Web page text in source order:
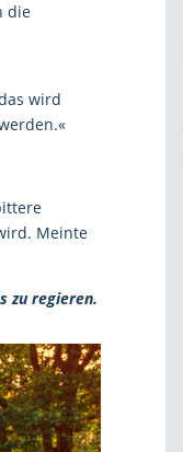
die
wird
Meinte
zu regieren.